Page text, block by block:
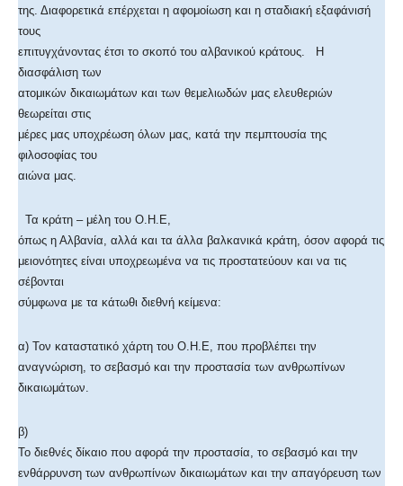
της. Διαφορετικά επέρχεται η αφομοίωση και η σταδιακή εξαφάνισή
τους
επιτυγχάνοντας έτσι το σκοπό του αλβανικού κράτους. Η
διασφάλιση των
ατομικών δικαιωμάτων και των θεμελιωδών μας ελευθεριών
θεωρείται στις
μέρες μας υποχρέωση όλων μας, κατά την πεμπτουσία της
φιλοσοφίας του
αιώνα μας.
Τα κράτη – μέλη του Ο.Η.Ε,
όπως η Αλβανία, αλλά και τα άλλα βαλκανικά κράτη, όσον αφορά τις
μειονότητες είναι υποχρεωμένα να τις προστατεύουν και να τις
σέβονται
σύμφωνα με τα κάτωθι διεθνή κείμενα:
α) Τον καταστατικό χάρτη του Ο.Η.Ε, που προβλέπει την
αναγνώριση, το σεβασμό και την προστασία των ανθρωπίνων
δικαιωμάτων.
β)
Το διεθνές δίκαιο που αφορά την προστασία, το σεβασμό και την
ενθάρρυνση των ανθρωπίνων δικαιωμάτων και την απαγόρευση των